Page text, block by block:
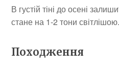
В густій тіні до осені
стане на 1-2 тони світлішою.
Походження